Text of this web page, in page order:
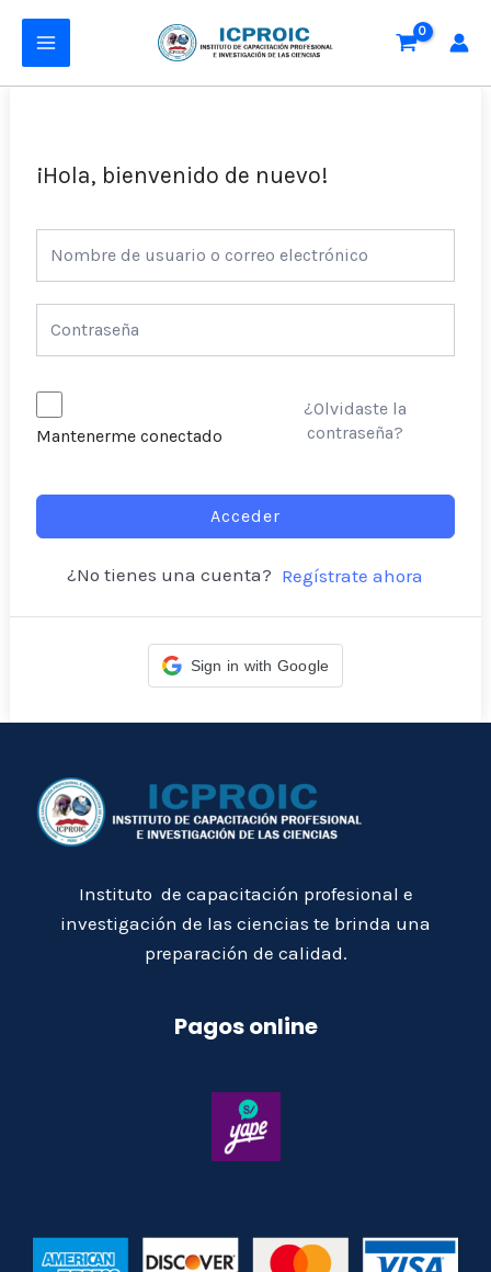
contenido
MAIN
MENU
¡Hola, bienvenido de nuevo!
Mantenerme conectado
¿Olvidaste la
contraseña?
Acceder
¿No tienes una cuenta? Regístrate ahora
Sign in with Google
Instituto de capacitación profesional e
investigación de las ciencias te brinda una
preparación de calidad.
Pagos online